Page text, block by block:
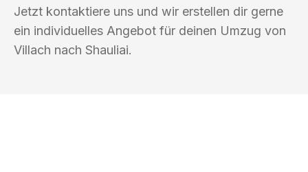
Jetzt kontaktiere uns und wir erstellen dir gerne
ein individuelles Angebot für deinen Umzug von
Villach nach Shauliai.